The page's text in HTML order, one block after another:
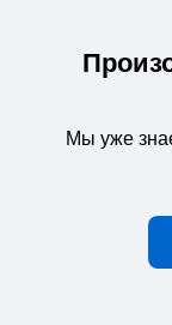
Мы уже